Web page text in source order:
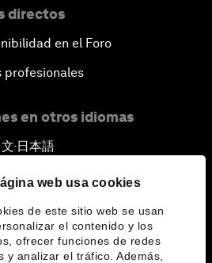
web usa cookies
de este sitio web se usan
el contenido y los
ofrecer funciones de redes
y analizar el tráfico. Además,
directos
en el Foro
profesionales
en otros idiomas
▪ 日本語